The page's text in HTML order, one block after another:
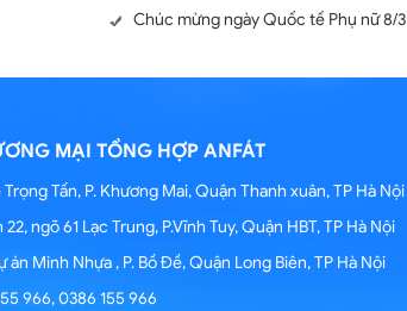
Chúc mừng ngày Quốc tế Phụ nữ 8/3
MẠI TỔNG HỢP ANFÁT
Trọng Tấn, P. Khương Mai, Quận Thanh xuân, TP Hà Nội
22, ngõ 61 Lạc Trung, P.Vĩnh Tuy, Quận HBT, TP Hà Nội
án Minh Nhựa , P. Bồ Đề, Quận Long Biên, TP Hà Nội
966, 0386 155 966